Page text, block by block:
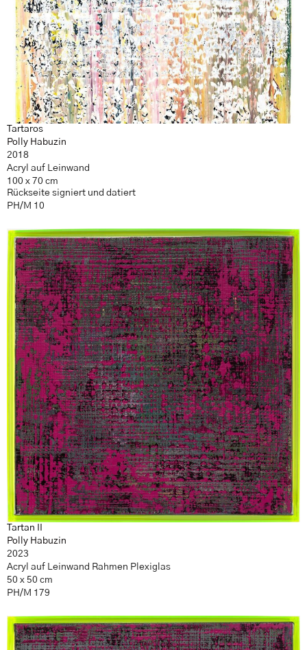
Tartaros
Polly Habuzin
2018
Acryl auf Leinwand
100 x 70 cm
Rückseite signiert und datiert
PH/M 10
Tartan II
Polly Habuzin
2023
Acryl auf Leinwand Rahmen Plexiglas
50 x 50 cm
PH/M 179